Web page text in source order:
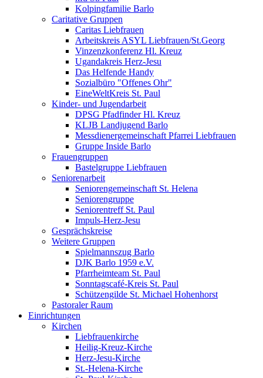
Kolpingfamilie Barlo
Caritative Gruppen
Caritas Liebfrauen
Arbeitskreis ASYL Liebfrauen/St.Georg
Vinzenzkonferenz Hl. Kreuz
Ugandakreis Herz-Jesu
Das Helfende Handy
Sozialbüro "Offenes Ohr"
EineWeltKreis St. Paul
Kinder- und Jugendarbeit
DPSG Pfadfinder Hl. Kreuz
KLJB Landjugend Barlo
Messdienergemeinschaft Pfarrei Liebfrauen
Gruppe Inside Barlo
Frauengruppen
Bastelgruppe Liebfrauen
Seniorenarbeit
Seniorengemeinschaft St. Helena
Seniorengruppe
Seniorentreff St. Paul
Impuls-Herz-Jesu
Gesprächskreise
Weitere Gruppen
Spielmannszug Barlo
DJK Barlo 1959 e.V.
Pfarrheimteam St. Paul
Sonntagscafé-Kreis St. Paul
Schützengilde St. Michael Hohenhorst
Pastoraler Raum
Einrichtungen
Kirchen
Liebfrauenkirche
Heilig-Kreuz-Kirche
Herz-Jesu-Kirche
St.-Helena-Kirche